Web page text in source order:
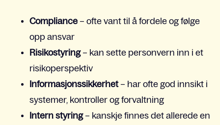
Compliance – ofte vant til å fordele og følge
opp ansvar
Risikostyring – kan sette personvern inn i et
risikoperspektiv
Informasjonssikkerhet – har ofte god innsikt i
systemer, kontroller og forvaltning
Intern styring– kanskje finnes det allerede en